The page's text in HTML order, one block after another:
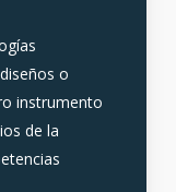
o
instrumento
de la